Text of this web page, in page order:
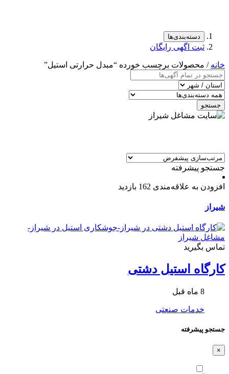
دسته‌بندی‌ها
ثبت اگهی رایگان
خانه / محصولات برچسب خورده “مبدل حرارتی استیل”
جستجو
جستجو پیشرفته
افزودن به علاقه‌مندی 162 بازدید
شیراز
تماس بگیرید
کارگاه استیل دشتی
8 ماه قبل
خدمات صنعتی
جستجو پیشرفته
×